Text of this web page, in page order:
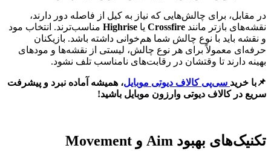
در مقابل، برای چالش‌هایی که نیاز به کیل از فاصله دور دارند،
نقشه‌های بازتر مانند Crossfire یا Highrise مناسب‌ترند. انتخاب مود
و نقشه باید با نوع چالش شما هم‌خوانی داشته باشد. بازیکنان
حرفه‌ای معمولاً برای هر نوع چالش، لیستی از نقشه‌ها و مودهای
بهینه دارند تا وقتشان در رقابت‌های نامناسب تلف نشود.
📌با خرید سی‌پی کالاف دیوتی موبایل، همیشه آماده نبرد و پیشرفت
سریع در کالاف دیوتی وارزون موبایل باشید!
تکنیک‌های بهبود و